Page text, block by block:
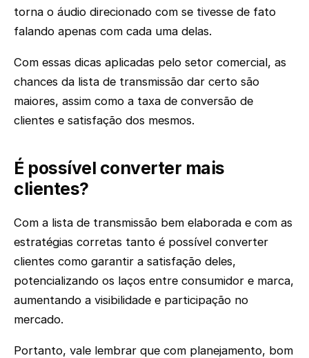
torna o áudio direcionado com se tivesse de fato
falando apenas com cada uma delas.
Com essas dicas aplicadas pelo setor comercial, as
chances da lista de transmissão dar certo são
maiores, assim como a taxa de conversão de
clientes e satisfação dos mesmos.
É possível converter mais
clientes?
Com a lista de transmissão bem elaborada e com as
estratégias corretas tanto é possível converter
clientes como garantir a satisfação deles,
potencializando os laços entre consumidor e marca,
aumentando a visibilidade e participação no
mercado.
Portanto, vale lembrar que com planejamento, bom